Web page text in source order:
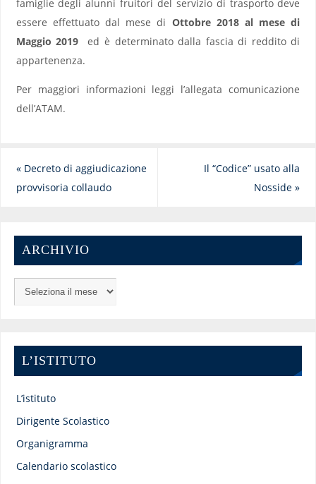
famiglie degli alunni fruitori del servizio di trasporto deve
essere effettuato dal mese di Ottobre 2018 al mese di
Maggio 2019 ed è determinato dalla fascia di reddito di
appartenenza.
Per maggiori informazioni leggi l’allegata comunicazione
dell’ATAM.
«Decreto di aggiudicazione
provvisoria collaudo
Il “Codice” usato alla
Nosside»
ARCHIVIO
L’ISTITUTO
L’istituto
Dirigente Scolastico
Organigramma
Calendario scolastico